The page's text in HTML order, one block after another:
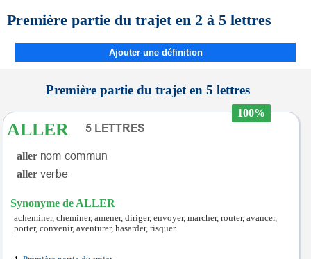
Première partie du trajet en 2 à 5 lettres
Ajouter une définition
Première partie du trajet en 5 lettres
100%
ALLER
aller
aller
Synonyme de ALLER
acheminer, cheminer, amener, diriger, envoyer, marcher, router, avancer,
porter, convenir, aventurer, hasarder, risquer.